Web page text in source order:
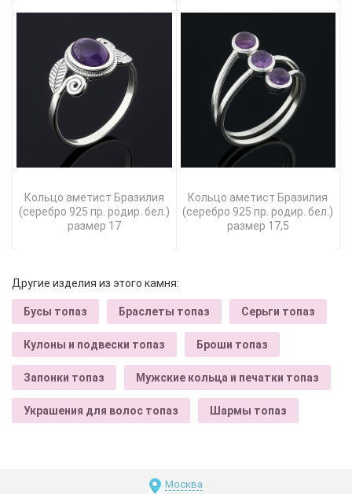
Кольцо аметист Бразилия
(серебро 925 пр. родир. бел.)
размер 17
Кольцо аметист Бразилия
(серебро 925 пр. родир. бел.)
размер 17,5
Другие изделия из этого камня:
Бусы топаз Браслеты топаз Серьги топаз
Кулоны и подвески топаз Броши топаз
Запонки топаз Мужские кольца и печатки топаз
Украшения для волос топаз Шармы топаз
Москва